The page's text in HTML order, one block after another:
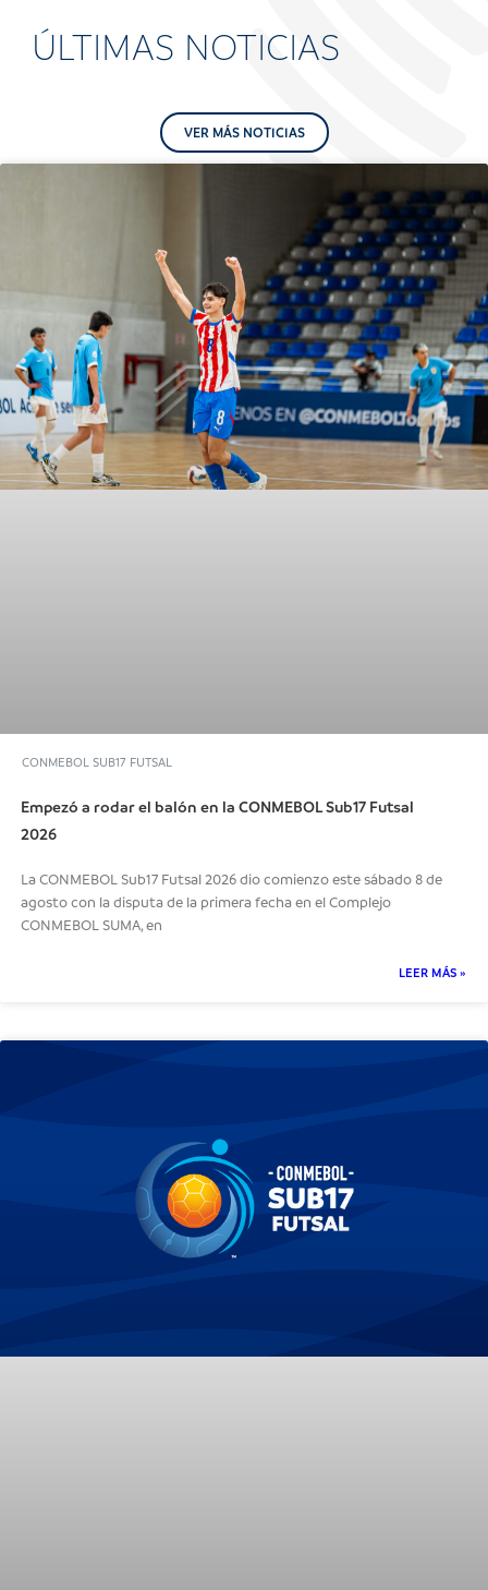
ÚLTIMAS NOTICIAS
VER MÁS NOTICIAS
CONMEBOL SUB17 FUTSAL
Empezó a rodar el balón en la CONMEBOL Sub17 Futsal
2026
La CONMEBOL Sub17 Futsal 2026 dio comienzo este sábado 8 de
agosto con la disputa de la primera fecha en el Complejo
CONMEBOL SUMA, en
LEER MÁS »